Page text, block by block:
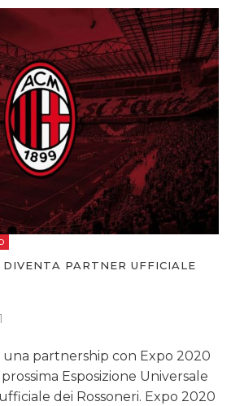
PARTNER UFFICIALE
una partnership con Expo 2020
Esposizione Universale
dei Rossoneri. Expo 2020